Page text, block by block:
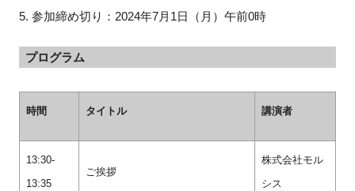
5. 参加締め切り：2024年7月1日（月）午前0時
プログラム
時間 タイトル 講演者
13:30-
13:35
ご挨拶
株式会社モル
シス